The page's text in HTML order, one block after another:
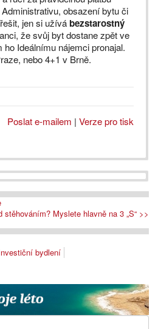
obsazení bytu či
jen si užívábezstarostný
že svůj byt dostane zpět ve
Ideálnímu nájemci pronajal.
nebo 4+1 v Brně.
Poslat e-mailem | Verze pro tisk
stěhováním? Myslete hlavně na 3 „S“ >>
bydlení